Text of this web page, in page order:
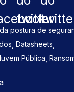
postura de
, Datasheets,
Pública,